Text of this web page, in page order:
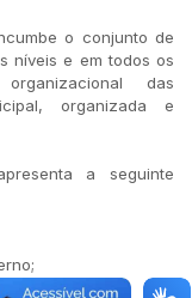
o conjunto de
níveis e em todos os
das
organizada e
a seguinte